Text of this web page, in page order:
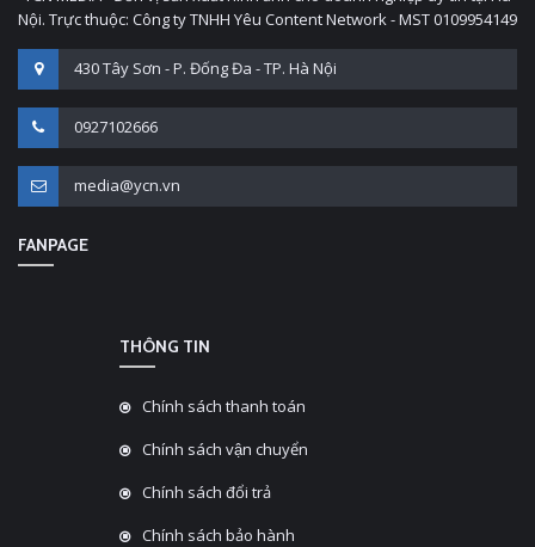
Nội. Trực thuộc: Công ty TNHH Yêu Content Network - MST 0109954149
430 Tây Sơn - P. Đống Đa - TP. Hà Nội
0927102666
media@ycn.vn
FANPAGE
THÔNG TIN
Chính sách thanh toán
Chính sách vận chuyển
Chính sách đổi trả
Chính sách bảo hành